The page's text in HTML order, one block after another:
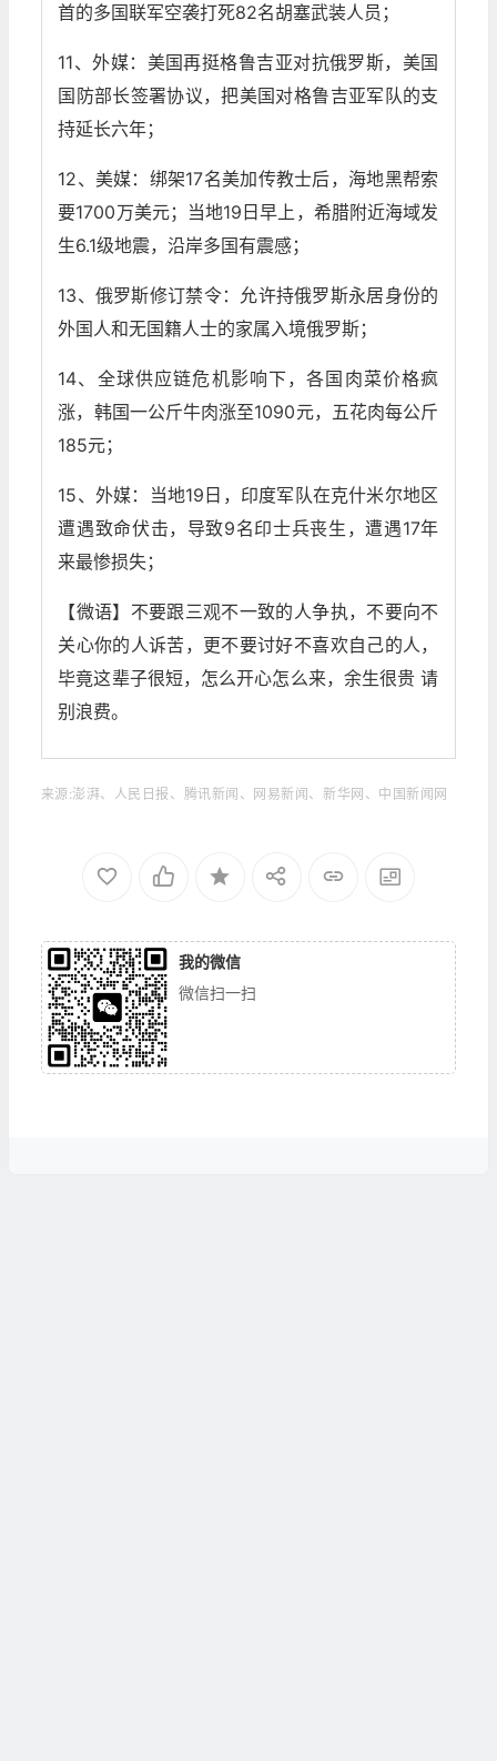
首的多国联军空袭打死82名胡塞武装人员；
11、外媒：美国再挺格鲁吉亚对抗俄罗斯，美国
国防部长签署协议，把美国对格鲁吉亚军队的支
持延长六年；
12、美媒：绑架17名美加传教士后，海地黑帮索
要1700万美元；当地19日早上，希腊附近海域发
生6.1级地震，沿岸多国有震感；
13、俄罗斯修订禁令：允许持俄罗斯永居身份的
外国人和无国籍人士的家属入境俄罗斯；
14、全球供应链危机影响下，各国肉菜价格疯
涨，韩国一公斤牛肉涨至1090元，五花肉每公斤
185元；
15、外媒：当地19日，印度军队在克什米尔地区
遭遇致命伏击，导致9名印士兵丧生，遭遇17年
来最惨损失；
【微语】不要跟三观不一致的人争执，不要向不
关心你的人诉苦，更不要讨好不喜欢自己的人，
毕竟这辈子很短，怎么开心怎么来，余生很贵 请
别浪费。
来源:澎湃、人民日报、腾讯新闻、网易新闻、新华网、中国新闻网
我的微信
微信扫一扫